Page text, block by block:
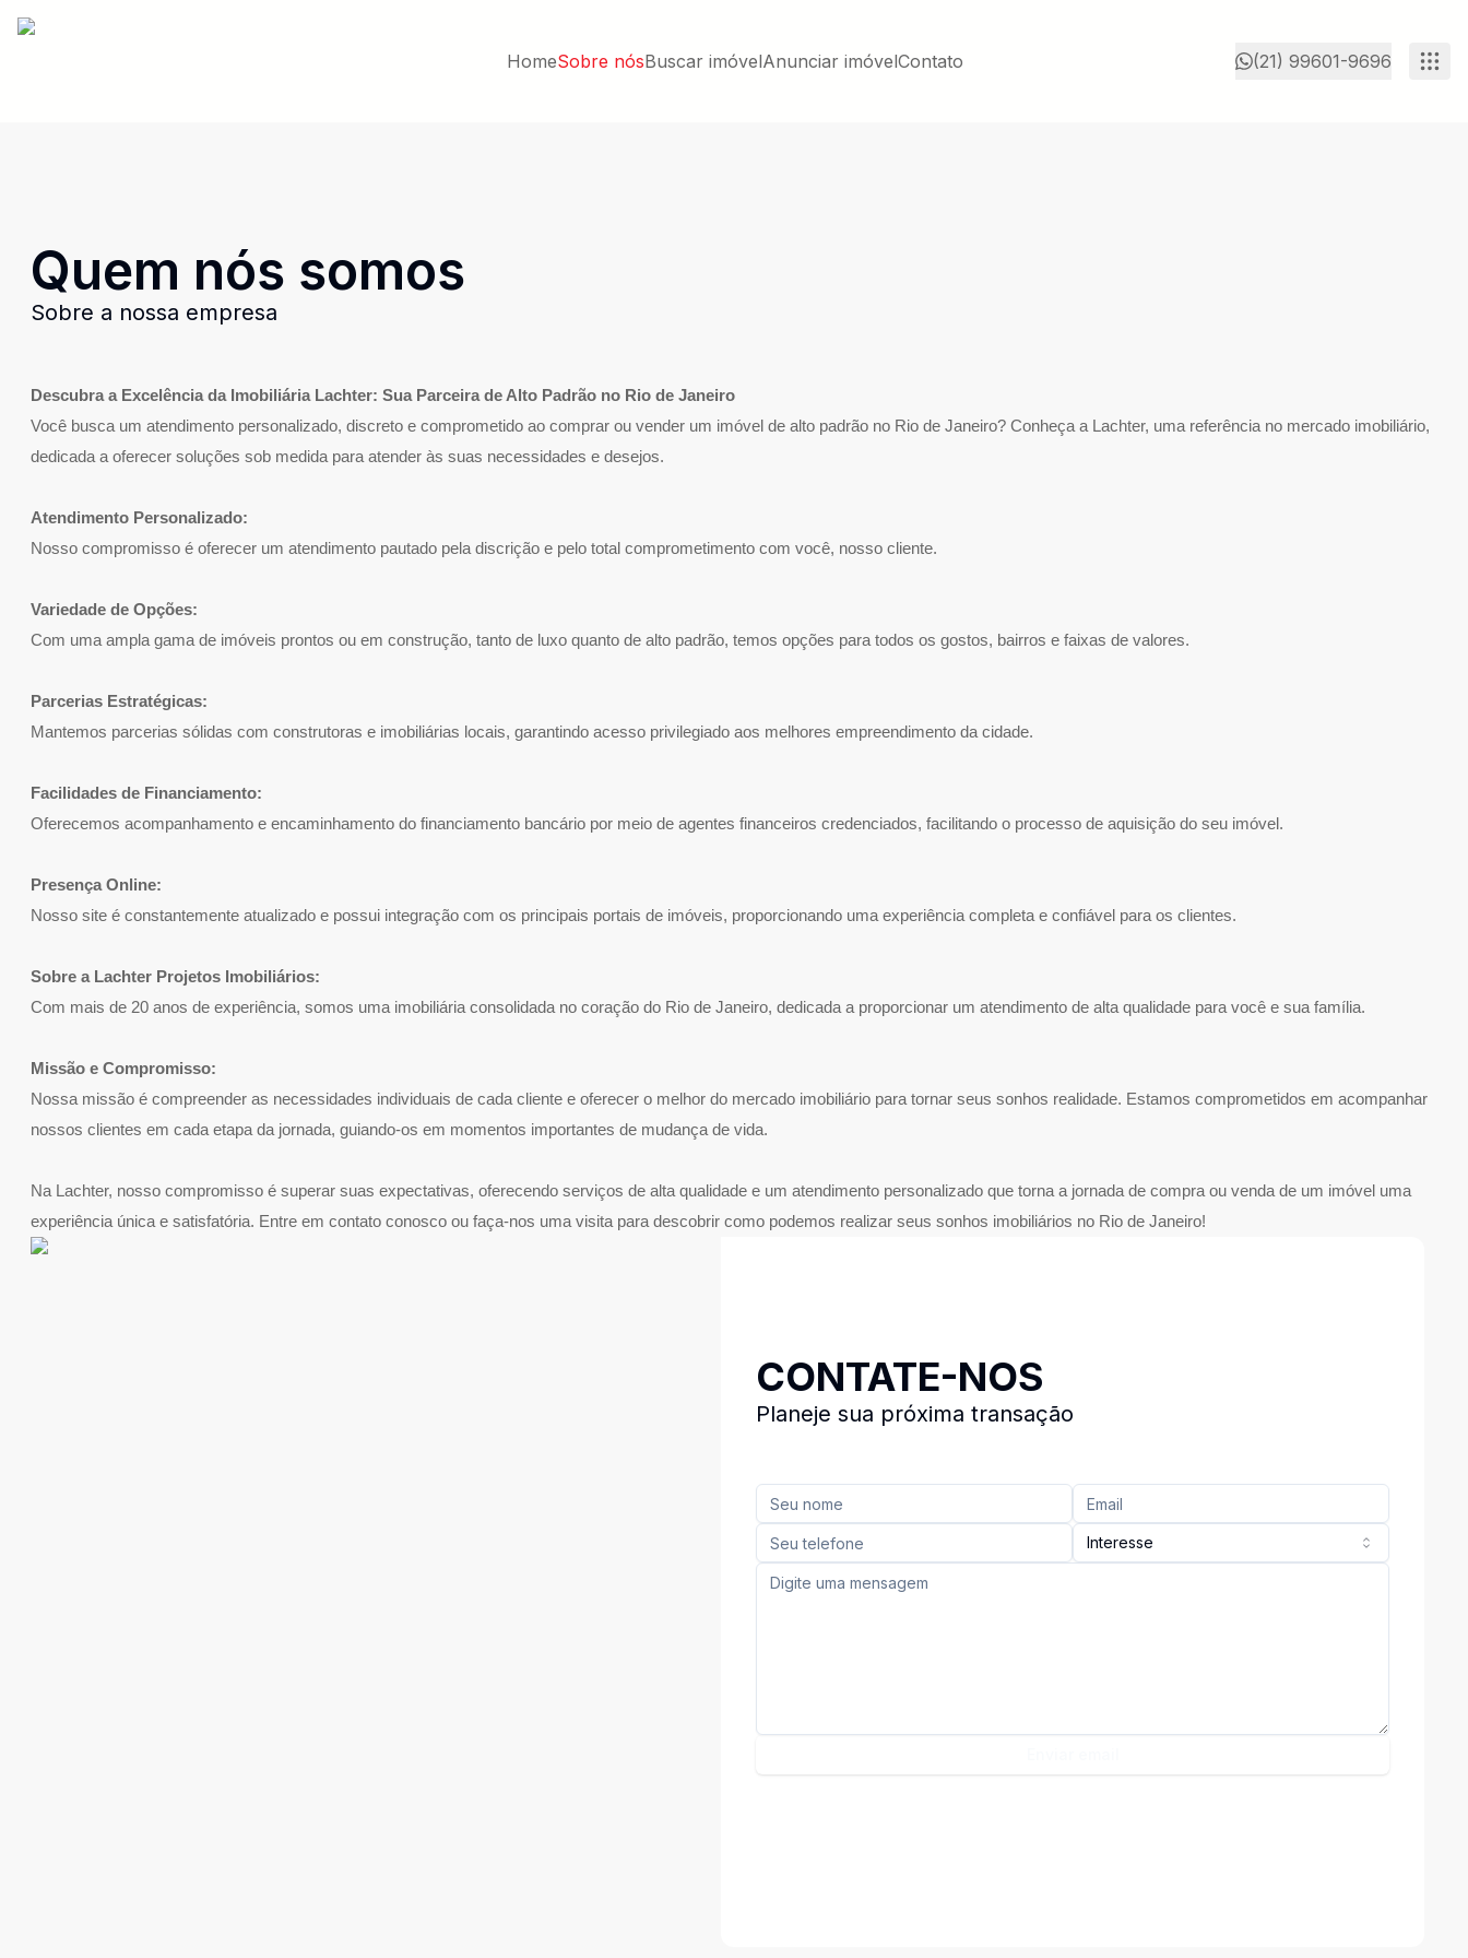
HomeSobre nósBuscar imóvelAnunciar imóvelContato (21) 99601-9696
Quem nós somos
Sobre a nossa empresa
Descubra a Excelência da Imobiliária Lachter: Sua Parceira de Alto Padrão no Rio de Janeiro
Você busca um atendimento personalizado, discreto e comprometido ao comprar ou vender um imóvel de alto padrão no Rio de Janeiro? Conheça a Lachter, uma referência no mercado imobiliário,
dedicada a oferecer soluções sob medida para atender às suas necessidades e desejos.
Atendimento Personalizado:
Nosso compromisso é oferecer um atendimento pautado pela discrição e pelo total comprometimento com você, nosso cliente.
Variedade de Opções:
Com uma ampla gama de imóveis prontos ou em construção, tanto de luxo quanto de alto padrão, temos opções para todos os gostos, bairros e faixas de valores.
Parcerias Estratégicas:
Mantemos parcerias sólidas com construtoras e imobiliárias locais, garantindo acesso privilegiado aos melhores empreendimento da cidade.
Facilidades de Financiamento:
Oferecemos acompanhamento e encaminhamento do financiamento bancário por meio de agentes financeiros credenciados, facilitando o processo de aquisição do seu imóvel.
Presença Online:
Nosso site é constantemente atualizado e possui integração com os principais portais de imóveis, proporcionando uma experiência completa e confiável para os clientes.
Sobre a Lachter Projetos Imobiliários:
Com mais de 20 anos de experiência, somos uma imobiliária consolidada no coração do Rio de Janeiro, dedicada a proporcionar um atendimento de alta qualidade para você e sua família.
Missão e Compromisso:
Nossa missão é compreender as necessidades individuais de cada cliente e oferecer o melhor do mercado imobiliário para tornar seus sonhos realidade. Estamos comprometidos em acompanhar
nossos clientes em cada etapa da jornada, guiando-os em momentos importantes de mudança de vida.
Na Lachter, nosso compromisso é superar suas expectativas, oferecendo serviços de alta qualidade e um atendimento personalizado que torna a jornada de compra ou venda de um imóvel uma
experiência única e satisfatória. Entre em contato conosco ou faça-nos uma visita para descobrir como podemos realizar seus sonhos imobiliários no Rio de Janeiro!
CONTATE-NOS
Planeje sua próxima transação
Interesse